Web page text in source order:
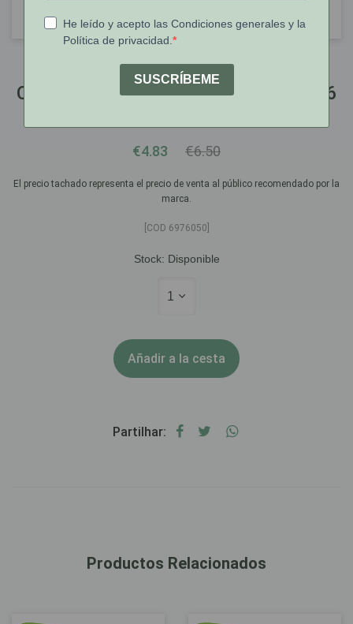
Chupete Chicco - Suave - Verde - 6-16
€4.83 €6.50
El precio tachado representa el precio de venta al público recomendado por la
marca.
[COD 6976050]
Stock: Disponible
1
Añadir a la cesta
Partilhar:
Productos Relacionados